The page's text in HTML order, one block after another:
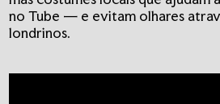
no Tube — e evitam olhares
londrinos.